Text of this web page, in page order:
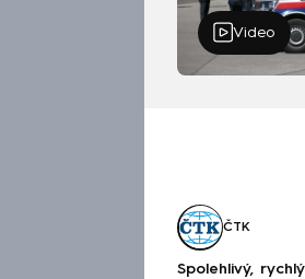
Video
ČTK
Spolehlivý,